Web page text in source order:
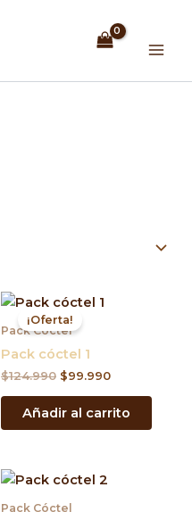
¡Oferta!
Pack Cóctel
Pack cóctel 1
$124.990
El
precio
original
$124.990.
$99.990
Añadir al carrito
Pack Cóctel